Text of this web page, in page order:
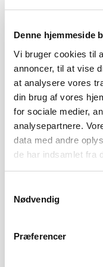
Denne hjemmeside
Vi bruger cookies til
annoncer, til at vise
at analysere vores
din brug af vores
for sociale medier,
analysepartnere.
data med andre
de har indsamlet fra
Nødvendig
Præferencer
FATAH EFTER